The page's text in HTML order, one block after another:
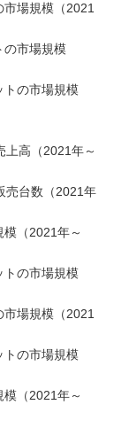
場規模（2021
の市場規模
トの市場規模
上高（2021年～
売台数（2021年
（2021年～
トの市場規模
場規模（2021
トの市場規模
（2021年～